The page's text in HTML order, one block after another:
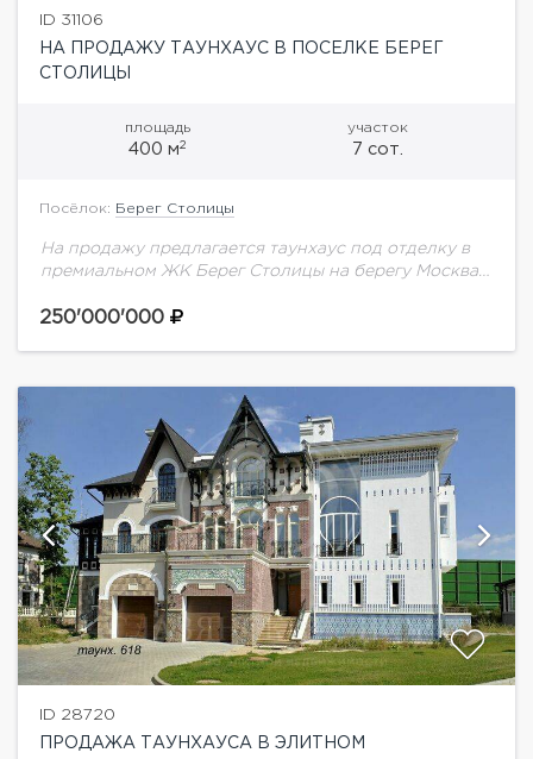
ID 31106
НА ПРОДАЖУ ТАУНХАУС В ПОСЕЛКЕ БЕРЕГ
СТОЛИЦЫ
площадь
400 м2
участок
7 сот.
Посёлок: Берег Столицы
На продажу предлагается таунхаус под отделку в
премиальном ЖК Берег Столицы на берегу Москва-
бора.
250'000'000
ID 28720
ПРОДАЖА ТАУНХАУСА В ЭЛИТНОМ